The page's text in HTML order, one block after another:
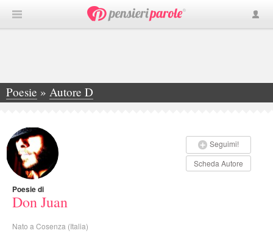
Poesie » Autore D
»Don Juan
Seguimi!
Scheda Autore
Poesie di
Don Juan
Nato a Cosenza (Italia)